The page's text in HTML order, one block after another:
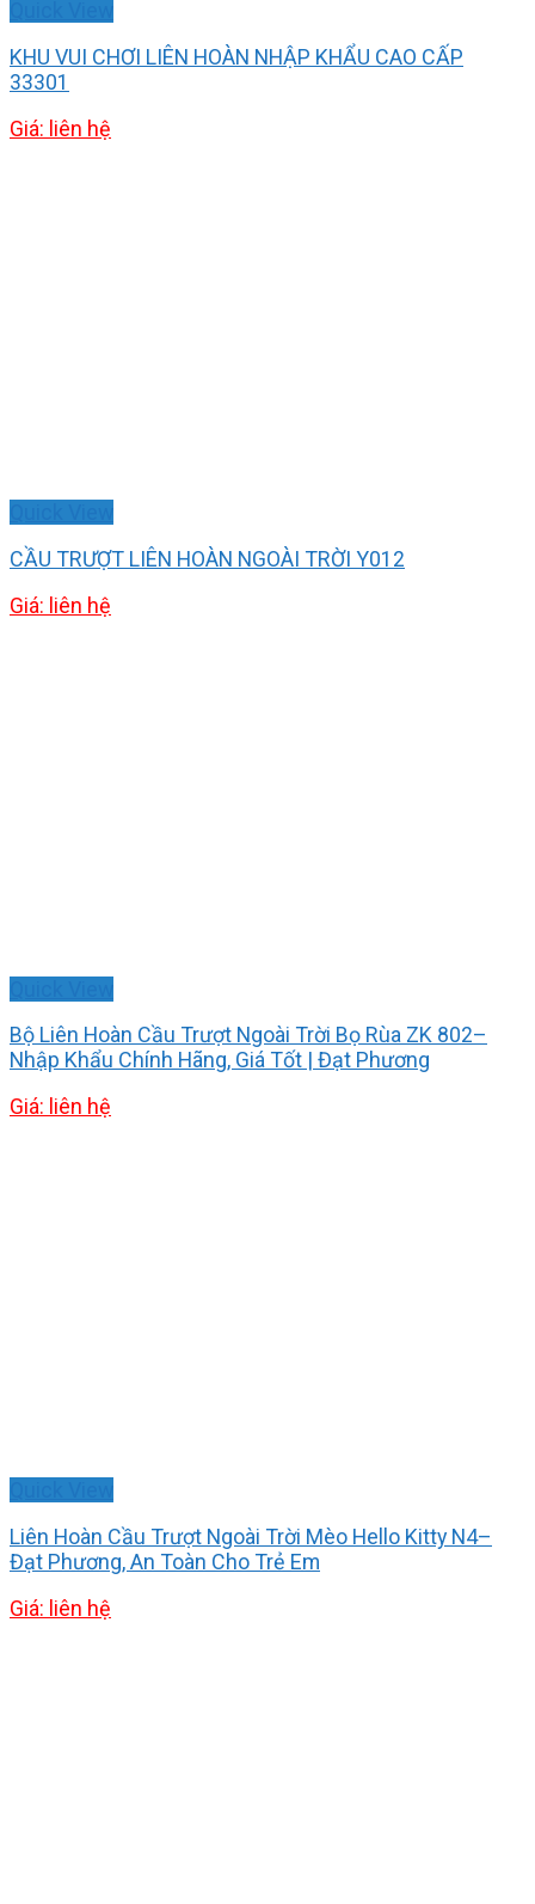
KHU VUI CHƠI LIÊN HOÀN NHẬP KHẨU CAO CẤP
33301
Giá: liên hệ
CẦU TRƯỢT LIÊN HOÀN NGOÀI TRỜI Y012
Giá: liên hệ
Bộ Liên Hoàn Cầu Trượt Ngoài Trời Bọ Rùa ZK 802–
Nhập Khẩu Chính Hãng, Giá Tốt | Đạt Phương
Giá: liên hệ
Liên Hoàn Cầu Trượt Ngoài Trời Mèo Hello Kitty N4–
Đạt Phương, An Toàn Cho Trẻ Em
Giá: liên hệ